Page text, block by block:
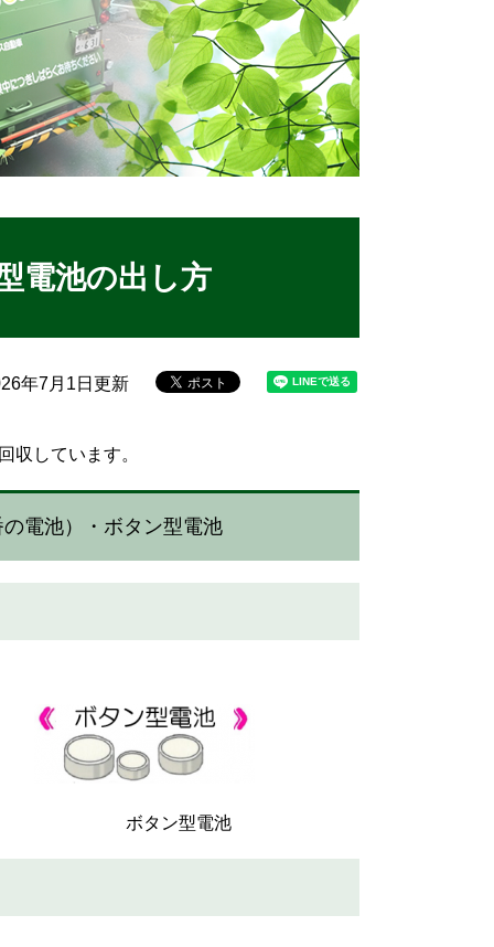
電池の出し方
年7月1日更新
収しています。
電池）・ボタン型電池
タン型電池